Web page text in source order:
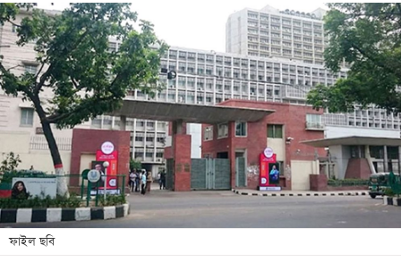
রাজনীতি
অর্থনীতি
আন্তর্জাতিক
সারাদেশ
খেলা
বিনোদন
লাইফ
স্টাইল
ফাইল ছবি